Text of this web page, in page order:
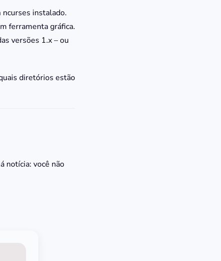
instalado.
ferramenta gráfica.
versões 1.x – ou
diretórios estão
notícia: você não